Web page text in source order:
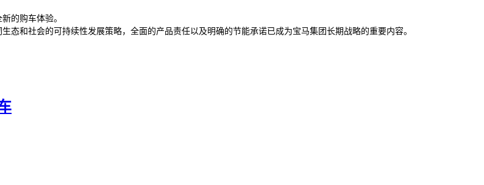
的购车体验。
和社会的可持续性发展策略，全面的产品责任以及明确的节能承诺已成为宝马集团长期战略的重要内容。